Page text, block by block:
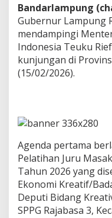
Bandarlampung
Gubernur Lampung
mendampingi
Indonesia Teuku
kunjungan di
(15/02/2026).
Agenda pertama
Pelatihan Juru
Tahun 2026 yang
Ekonomi Kreatif/
Deputi Bidang
SPPG Rajabasa 3,